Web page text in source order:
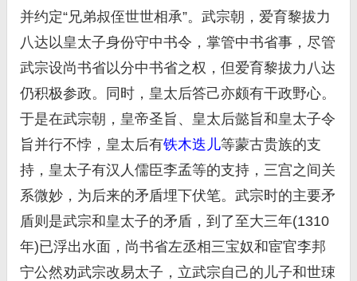
并约定“兄弟叔侄世世相承”。武宗朝，爱育黎拔力
八达以皇太子身份守中书令，掌管中书省事，尽管
武宗设尚书省以分中书省之权，但爱育黎拔力八达
仍积极参政。同时，皇太后答己亦颇有干政野心。
于是在武宗朝，皇帝圣旨、皇太后懿旨和皇太子令
旨并行不悖，皇太后有铁木迭儿等蒙古贵族的支
持，皇太子有汉人儒臣李孟等的支持，三宫之间关
系微妙，为后来的矛盾埋下伏笔。武宗时的主要矛
盾则是武宗和皇太子的矛盾，到了至大三年(1310
年)已浮出水面，尚书省左丞相三宝奴和宦官李邦
宁公然劝武宗改易太子，立武宗自己的儿子和世㻋